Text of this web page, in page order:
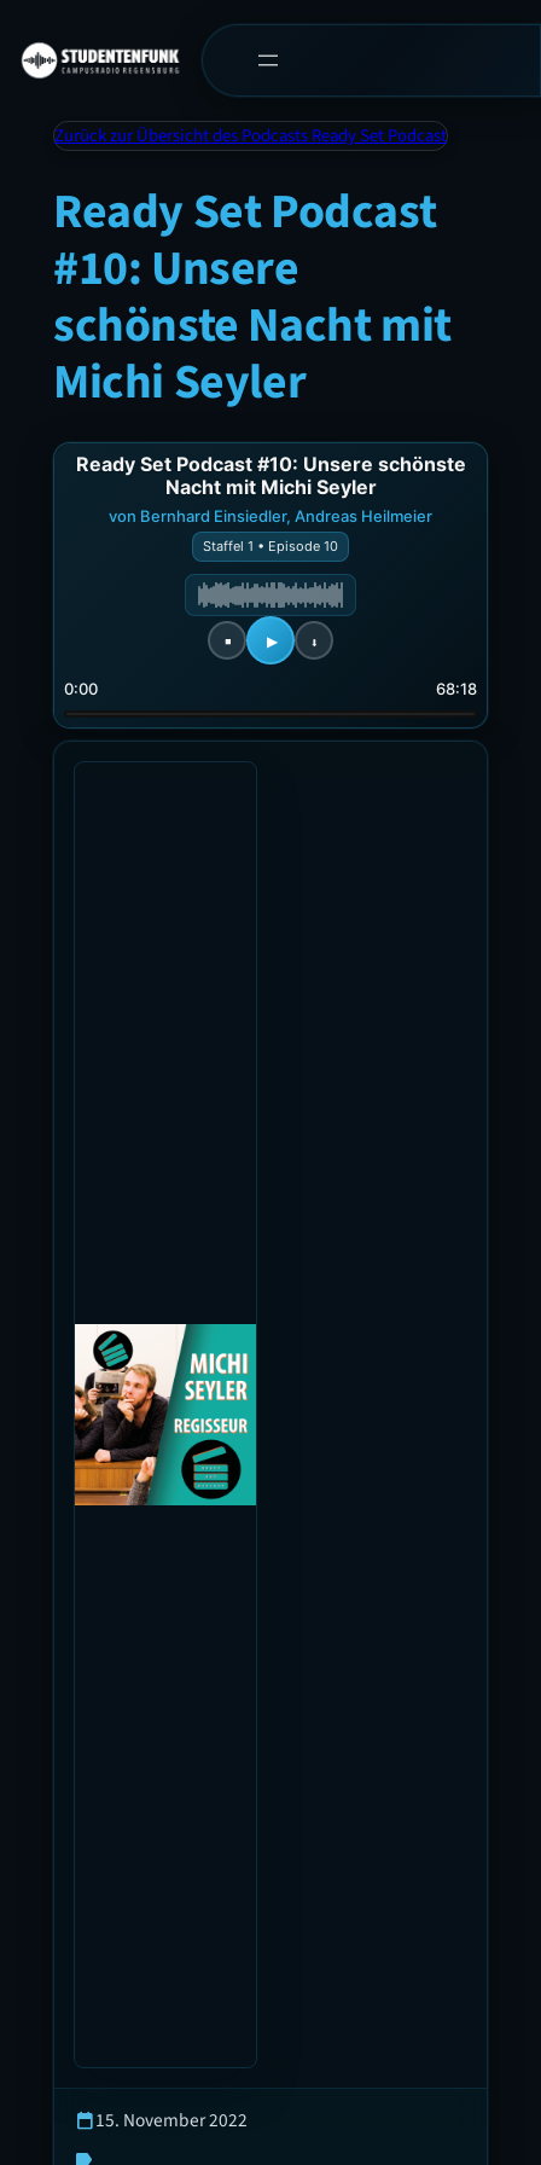
Zurück zur Übersicht des Podcasts Ready Set Podcast
Ready Set Podcast
#10: Unsere
schönste Nacht mit
Michi Seyler
Ready Set Podcast #10: Unsere schönste
Nacht mit Michi Seyler
von Bernhard Einsiedler, Andreas Heilmeier
Staffel 1 • Episode 10
0:00 68:18
calendar_today15. November 2022